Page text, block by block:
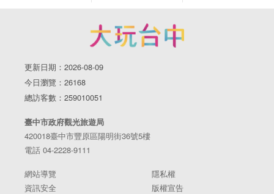
更新日期：2026-08-09
今日瀏覽：26168
總訪客數：259010051
臺中市政府觀光旅遊局
420018臺中市豐原區陽明街36號5樓
電話 04-2228-9111
網站導覽
隱私權
資訊安全
版權宣告